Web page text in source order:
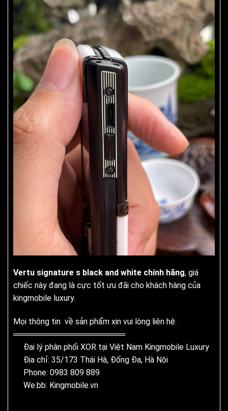
Vertu signature s black and white chính hãng, giá
chiếc này đang là cực tốt ưu đãi cho khách hàng của
kingmobile luxury.
Mọi thông tin về sản phẩm xin vui lòng liên hệ:
════════════════════
Đại lý phân phối XOR tại Việt Nam Kingmobile Luxury
Địa chỉ: 35/173 Thái Hà, Đống Đa, Hà Nội
Phone: 0983 809 889
We.bb: Kingmobile.vn